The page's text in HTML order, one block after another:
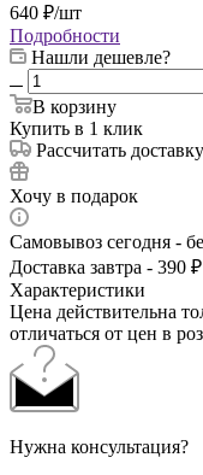
640 ₽/шт
Подробности
Нашли дешевле?
В корзину
Купить в 1 клик
Рассчитать доставку
Хочу в подарок
Самовывоз сегодня -
Доставка завтра - 390 ₽
Характеристики
Цена действительна
отличаться от цен в
Нужна консультация?